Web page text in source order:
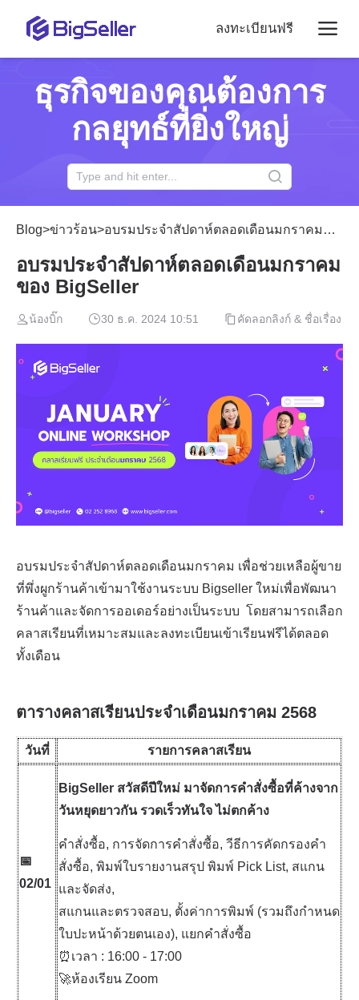
ลงทะเบียนฟรี
ธุรกิจของคุณต้องการ
กลยุทธ์ที่ยิ่งใหญ่
Blog>ข่าวร้อน>อบรมประจำสัปดาห์ตลอดเดือนมกราคมของ BigSeller
อบรมประจำสัปดาห์ตลอดเดือนมกราคม
ของ BigSeller
น้องบิ๊ก 30 ธ.ค. 2024 10:51 คัดลอกลิงก์ & ชื่อเรื่อง